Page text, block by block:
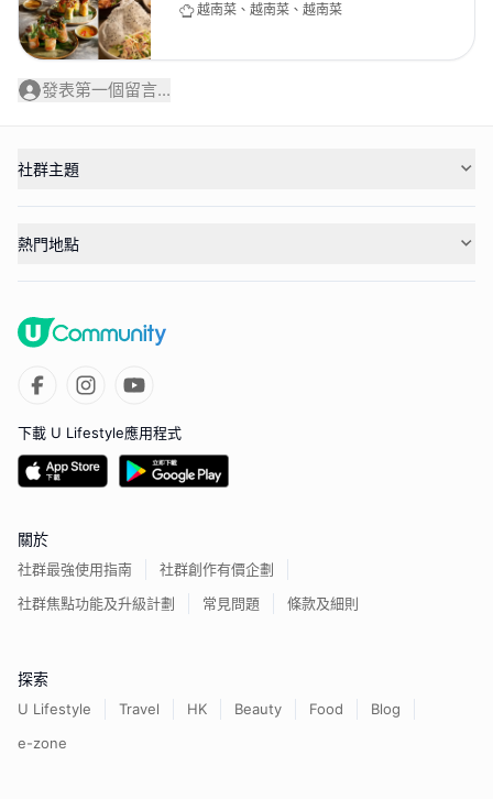
金區演薈廣場3樓&頂樓R002-003號舖
越南菜、越南菜、越南菜
發表第一個留言...
社群主題
熱門地點
下載 U Lifestyle應用程式
關於
社群最強使用指南
社群創作有價企劃
社群焦點功能及升級計劃
常見問題 條款及細則
探索
U Lifestyle Travel HK Beauty Food
Blog
e-zone